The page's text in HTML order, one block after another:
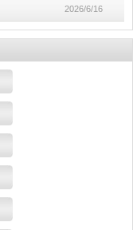
2026/6/16